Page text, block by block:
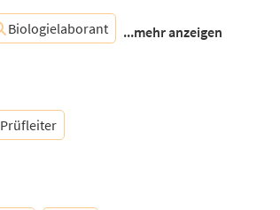
Biologielaborant ...mehr anzeigen
Prüfleiter